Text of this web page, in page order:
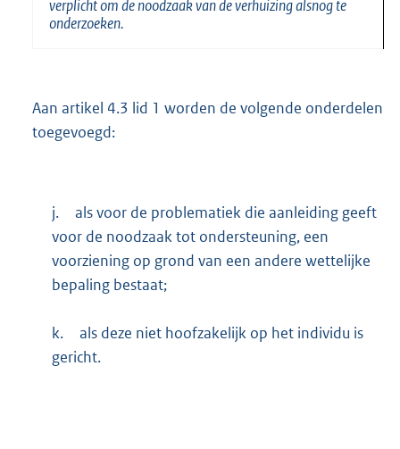
verplicht om de noodzaak van de verhuizing alsnog te
onderzoeken.
Aan artikel 4.3 lid 1 worden de volgende onderdelen
toegevoegd:
j.
als voor de problematiek die aanleiding geeft
voor de noodzaak tot ondersteuning, een
voorziening op grond van een andere wettelijke
bepaling bestaat;
k.
als deze niet hoofzakelijk op het individu is
gericht.